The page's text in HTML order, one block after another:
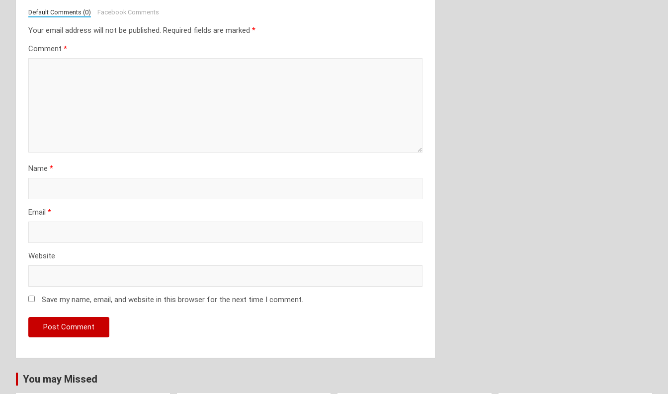
Default Comments (0) Facebook Comments
Your email address will not be published. Required fields are marked *
Comment *
Name *
Email *
Website
Save my name, email, and website in this browser for the next time I comment.
You may Missed